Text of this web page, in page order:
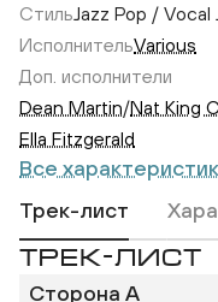
СтильJazz Pop / Vocal
ИсполнительVarious
Доп. исполнители
Dean Martin/Nat King
Ella Fitzgerald
Все
Трек-лист
ТРЕК-ЛИСТ
Сторона A